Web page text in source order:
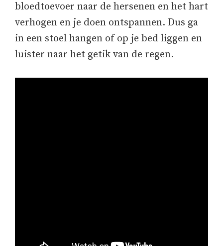
bloedtoevoer naar de hersenen en het hart
verhogen en je doen ontspannen. Dus ga
in een stoel hangen of op je bed liggen en
luister naar het getik van de regen.